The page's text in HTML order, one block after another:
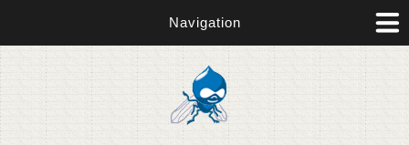
Navigation